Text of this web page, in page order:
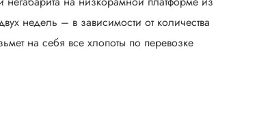
недель – в зависимости от количества
на себя все хлопоты по перевозке